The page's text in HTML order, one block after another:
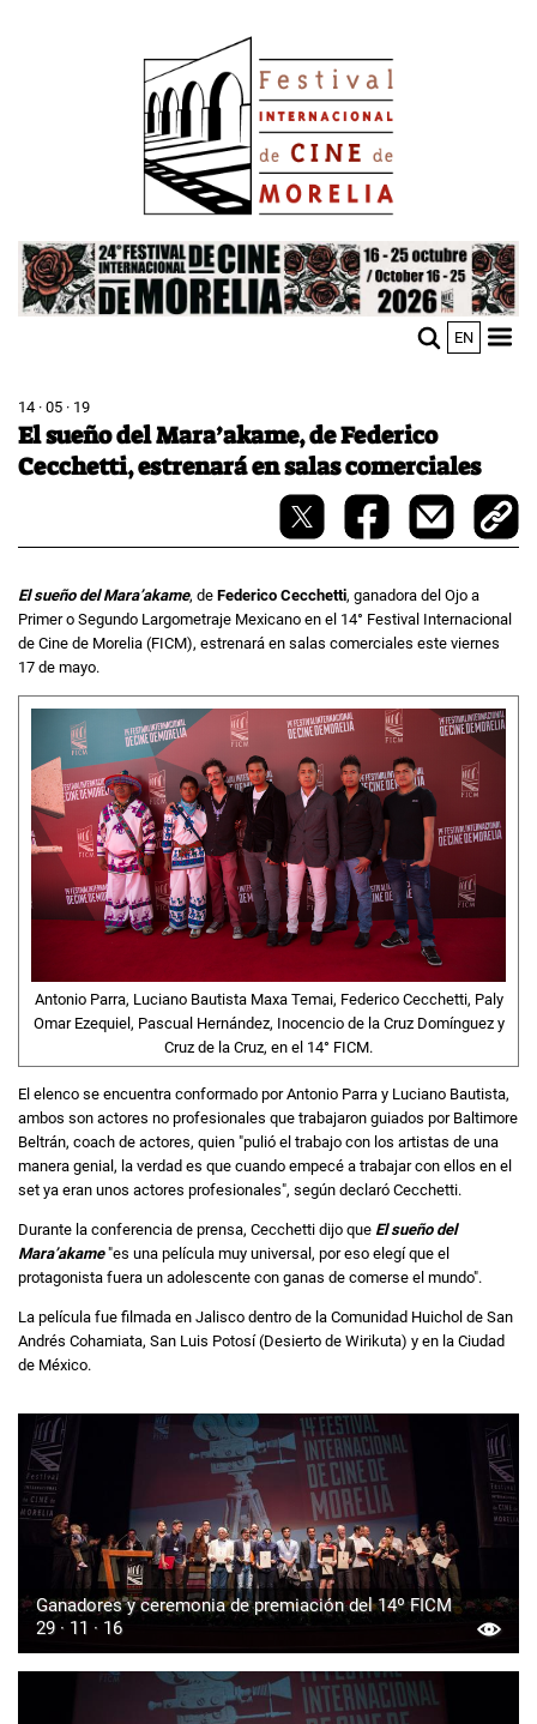
Image
EN
14 · 05 · 19
El sueño del Mara’akame, de Federico
Cecchetti, estrenará en salas comerciales
El sueño del Mara’akame, de Federico Cecchetti, ganadora del Ojo a
Primer o Segundo Largometraje Mexicano en el 14° Festival Internacional
de Cine de Morelia (FICM), estrenará en salas comerciales este viernes
17 de mayo.
Antonio Parra, Luciano Bautista Maxa Temai, Federico Cecchetti, Paly
Omar Ezequiel, Pascual Hernández, Inocencio de la Cruz Domínguez y
Cruz de la Cruz, en el 14° FICM.
El elenco se encuentra conformado por Antonio Parra y Luciano Bautista,
ambos son actores no profesionales que trabajaron guiados por Baltimore
Beltrán, coach de actores, quien "pulió el trabajo con los artistas de una
manera genial, la verdad es que cuando empecé a trabajar con ellos en el
set ya eran unos actores profesionales", según declaró Cecchetti.
Durante la conferencia de prensa, Cecchetti dijo que El sueño del
Mara’akame"es una película muy universal, por eso elegí que el
protagonista fuera un adolescente con ganas de comerse el mundo".
La película fue filmada en Jalisco dentro de la Comunidad Huichol de San
Andrés Cohamiata, San Luis Potosí (Desierto de Wirikuta) y en la Ciudad
de México.
Ganadores y ceremonia de premiación del 14º FICM
29 · 11 · 16